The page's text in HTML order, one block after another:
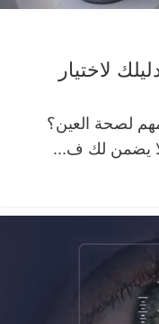
لاختيار
لصحة العين؟
لا يضمن لك ف...